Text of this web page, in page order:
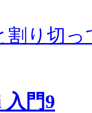
割り切っ
入門9